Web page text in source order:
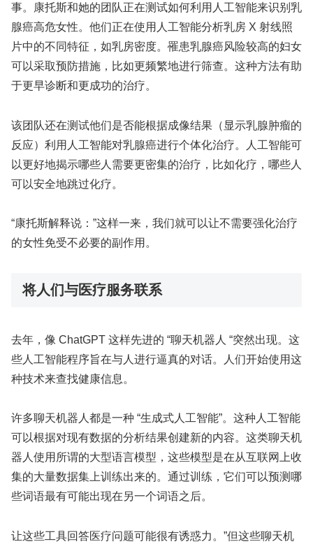
事。康托斯和她的团队正在测试如何利用人工智能来识别乳
腺癌高危女性。他们正在使用人工智能分析乳房 X 射线照
片中的不同特征，如乳房密度。罹患乳腺癌风险较高的妇女
可以采取预防措施，比如更频繁地进行筛查。这种方法有助
于更早诊断和更成功的治疗。
该团队还在测试他们是否能根据成像结果（显示乳腺肿瘤的
反应）利用人工智能对乳腺癌进行个体化治疗。人工智能可
以更好地揭示哪些人需要更密集的治疗，比如化疗，哪些人
可以安全地跳过化疗。
“康托斯解释说：”这样一来，我们就可以让不需要强化治疗
的女性免受不必要的副作用。
将人们与医疗服务联系
去年，像 ChatGPT 这样先进的 “聊天机器人 “突然出现。这
些人工智能程序旨在与人进行逼真的对话。人们开始使用这
种技术来查找健康信息。
许多聊天机器人都是一种 “生成式人工智能”。这种人工智能
可以根据对现有数据的分析结果创建新的内容。这类聊天机
器人使用所谓的大型语言模型，这些模型是在从互联网上收
集的大量数据集上训练出来的。通过训练，它们可以预测哪
些词语最有可能出现在另一个词语之后。
让这些工具回答医疗问题可能很有诱惑力。”但这些聊天机